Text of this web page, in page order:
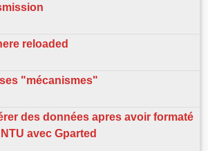
reloaded
"mécanismes"
des données apres avoir formaté
avec Gparted